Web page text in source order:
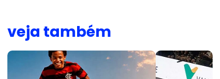
veja também